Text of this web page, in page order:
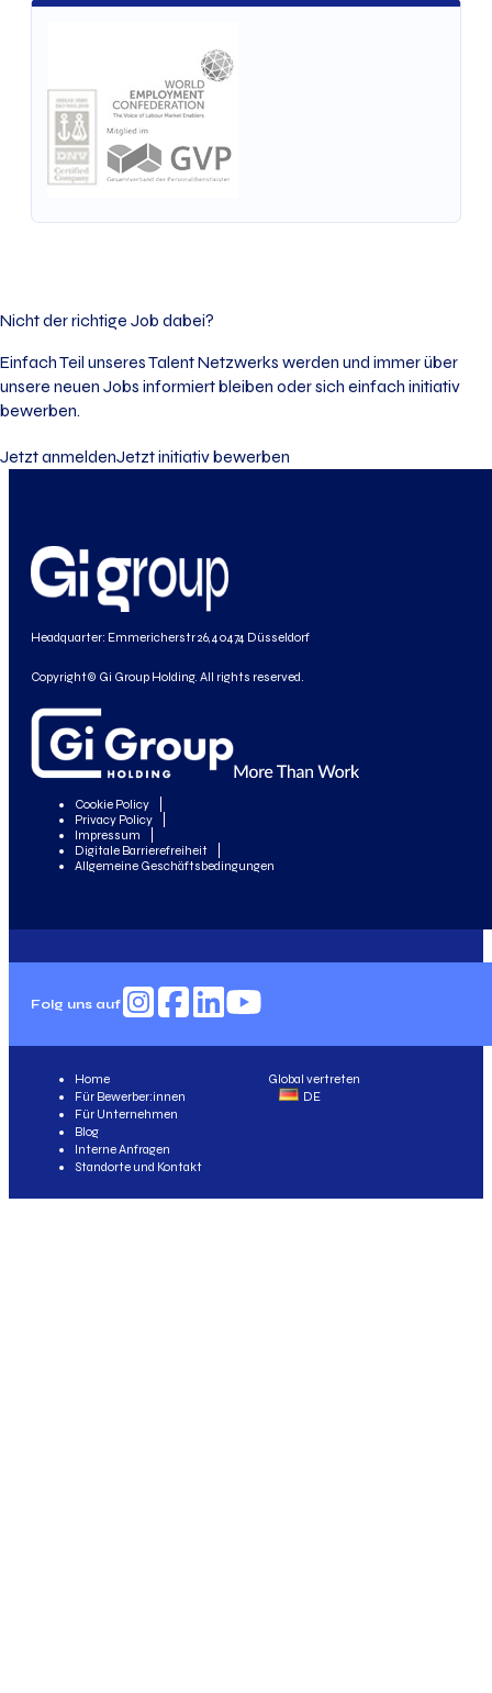
Nicht der richtige Job dabei?
Einfach Teil unseres Talent Netzwerks werden und immer über
unsere neuen Jobs informiert bleiben oder sich einfach initiativ
bewerben.
Jetzt anmeldenJetzt initiativ bewerben
Headquarter: Emmericherstr 26, 40474 Düsseldorf
Copyright© Gi Group Holding. All rights reserved.
Cookie Policy
Privacy Policy
Impressum
Digitale Barrierefreiheit
Allgemeine Geschäftsbedingungen
Folg uns auf
Global vertreten
DE
Home
Für Bewerber:innen
Für Unternehmen
Blog
Interne Anfragen
Standorte und Kontakt